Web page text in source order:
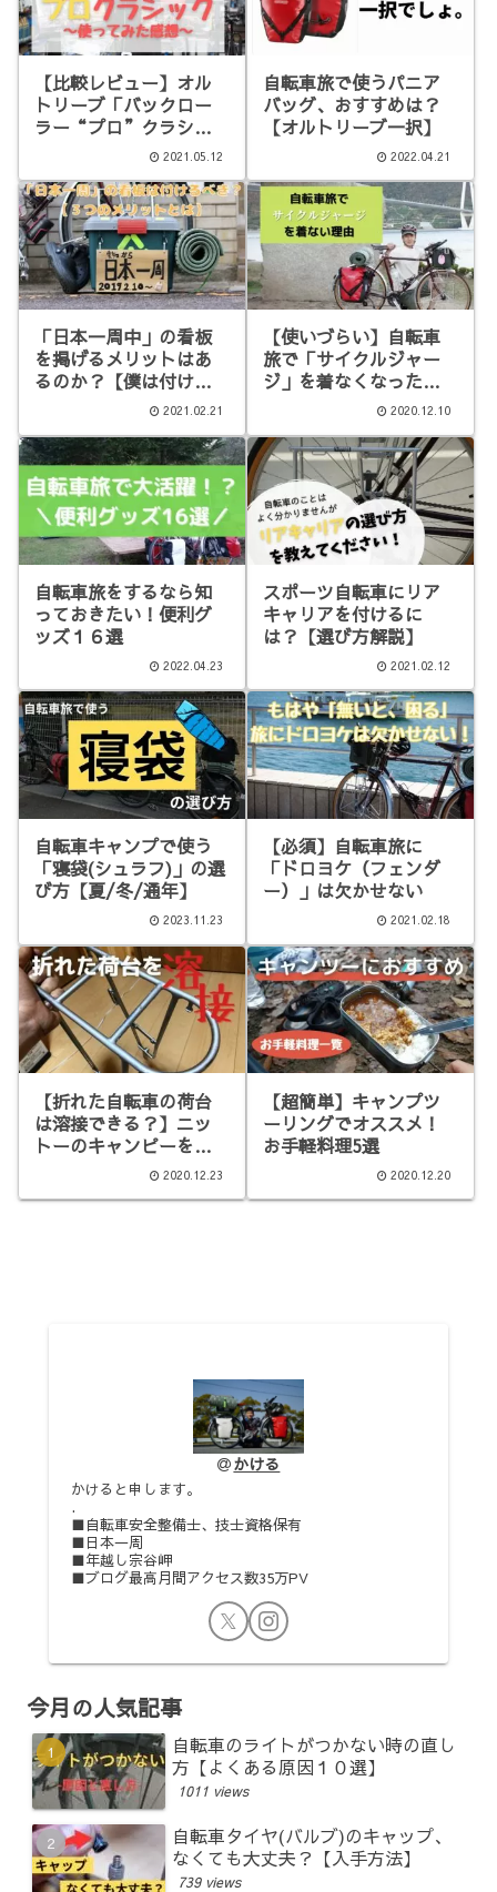
【比較レビュー】オル
トリーブ「バックロー
ラー“プロ”クラシッ
2021.05.12
自転車旅で使うパニア
バッグ、おすすめは？
【オルトリーブ一択】
2022.04.21
「日本一周中」の看板
を掲げるメリットはあ
るのか？【僕は付け
2021.02.21
【使いづらい】自転車
旅で「サイクルジャー
ジ」を着なくなった理
2020.12.10
自転車旅をするなら知
っておきたい！便利グ
ッズ１６選
2022.04.23
スポーツ自転車にリア
キャリアを付けるに
は？【選び方解説】
2021.02.12
自転車キャンプで使う
「寝袋(シュラフ)」の選
び方【夏/冬/通年】
2023.11.23
【必須】自転車旅に
「ドロヨケ（フェンダ
ー）」は欠かせない
2021.02.18
【折れた自転車の荷台
は溶接できる？】ニッ
トーのキャンピーを修
2020.12.23
【超簡単】キャンプツ
ーリングでオススメ！
お手軽料理5選
2020.12.20
かける
かけると申します。
.
■自転車安全整備士、技士資格保有
■日本一周
■年越し宗谷岬
■ブログ最高月間アクセス数35万PV
今月の人気記事
自転車のライトがつかない時の直し
方【よくある原因１０選】
1011 views
自転車タイヤ(バルブ)のキャップ、
なくても大丈夫？【入手方法】
739 views